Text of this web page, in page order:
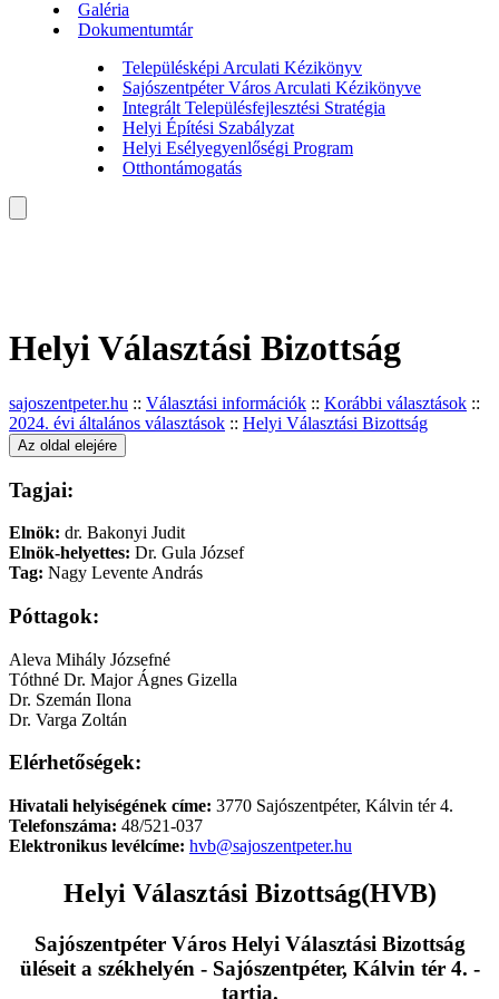
Galéria
Dokumentumtár
Településképi Arculati Kézikönyv
Sajószentpéter Város Arculati Kézikönyve
Integrált Településfejlesztési Stratégia
Helyi Építési Szabályzat
Helyi Esélyegyenlőségi Program
Otthontámogatás
Helyi Választási Bizottság
sajoszentpeter.hu :: Választási információk :: Korábbi választások ::
2024. évi általános választások :: Helyi Választási Bizottság
Az oldal elejére
Tagjai:
Elnök: dr. Bakonyi Judit
Elnök-helyettes: Dr. Gula József
Tag: Nagy Levente András
Póttagok:
Aleva Mihály Józsefné
Tóthné Dr. Major Ágnes Gizella
Dr. Szemán Ilona
Dr. Varga Zoltán
Elérhetőségek:
Hivatali helyiségének címe: 3770 Sajószentpéter, Kálvin tér 4.
Telefonszáma: 48/521-037
Elektronikus levélcíme: hvb@sajoszentpeter.hu
Helyi Választási Bizottság(HVB)
Sajószentpéter Város Helyi Választási Bizottság
üléseit a székhelyén - Sajószentpéter, Kálvin tér 4. -
tartja.